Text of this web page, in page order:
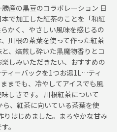
産の黒豆のコラボレーション 日
で加工した紅茶のことを「和紅
かく、やさしい風味を感じるの
川根の茶葉を使って作った紅茶
、焙煎し砕いた黒魔物香りとコ
しみいただきたい、おすすめの
ィーバックを1つお湯1L…ティ
までも、冷やしてアイスでも風
しさです。 川根紅茶について
、紅茶に向いている茶葉を使
りはじめました。まろやかな甘み
。